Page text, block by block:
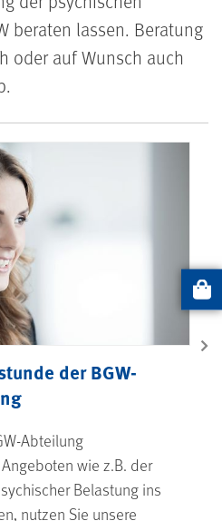
beraten lassen. Beratung
oder auf Wunsch auch
zur
der BGW-
Abteilung
wie z.B. der
Belastung ins
nutzen Sie unsere
Artikel